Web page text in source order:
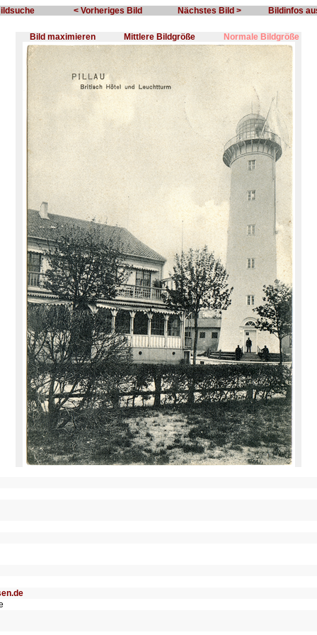
< Vorheriges Bild Nächstes Bild > Bildinfos
Normale Bildgröße
Mittlere Bildgröße
Bild maximieren